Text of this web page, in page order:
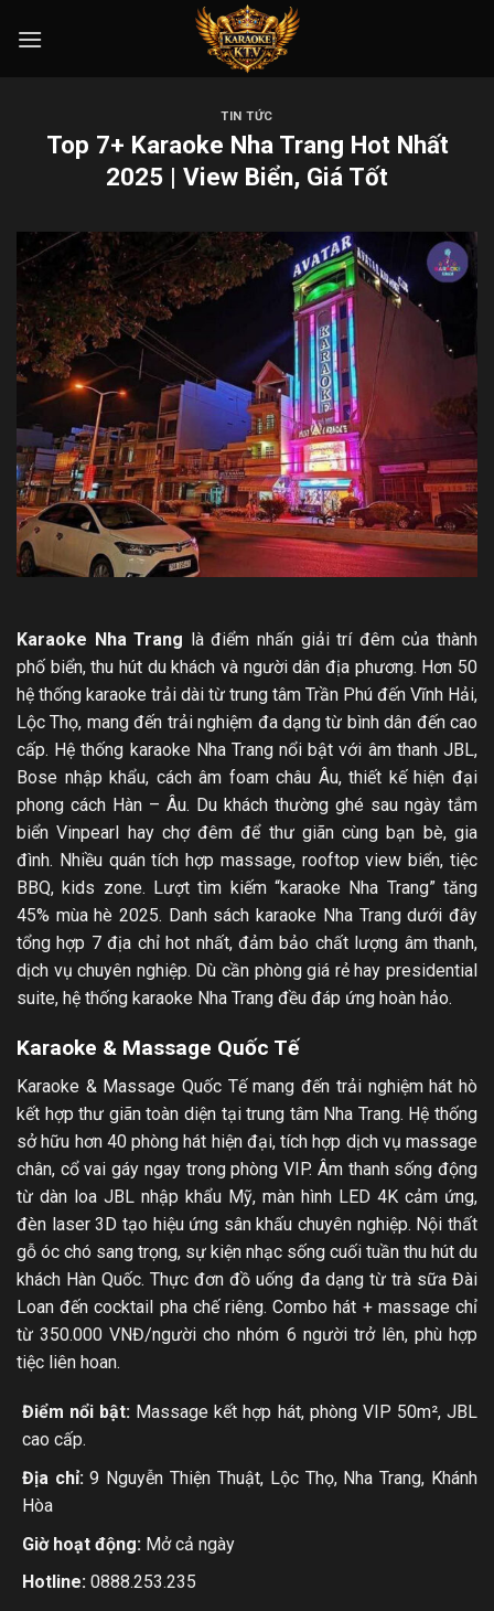
TIN TỨC
Top 7+ Karaoke Nha Trang Hot Nhất
2025 | View Biển, Giá Tốt
Karaoke Nha Trang là điểm nhấn giải trí đêm của thành
phố biển, thu hút du khách và người dân địa phương. Hơn 50
hệ thống karaoke trải dài từ trung tâm Trần Phú đến Vĩnh Hải,
Lộc Thọ, mang đến trải nghiệm đa dạng từ bình dân đến cao
cấp. Hệ thống karaoke Nha Trang nổi bật với âm thanh JBL,
Bose nhập khẩu, cách âm foam châu Âu, thiết kế hiện đại
phong cách Hàn – Âu. Du khách thường ghé sau ngày tắm
biển Vinpearl hay chợ đêm để thư giãn cùng bạn bè, gia
đình. Nhiều quán tích hợp massage, rooftop view biển, tiệc
BBQ, kids zone. Lượt tìm kiếm “karaoke Nha Trang” tăng
45% mùa hè 2025. Danh sách karaoke Nha Trang dưới đây
tổng hợp 7 địa chỉ hot nhất, đảm bảo chất lượng âm thanh,
dịch vụ chuyên nghiệp. Dù cần phòng giá rẻ hay presidential
suite, hệ thống karaoke Nha Trang đều đáp ứng hoàn hảo.
Karaoke & Massage Quốc Tế
Karaoke & Massage Quốc Tế mang đến trải nghiệm hát hò
kết hợp thư giãn toàn diện tại trung tâm Nha Trang. Hệ thống
sở hữu hơn 40 phòng hát hiện đại, tích hợp dịch vụ massage
chân, cổ vai gáy ngay trong phòng VIP. Âm thanh sống động
từ dàn loa JBL nhập khẩu Mỹ, màn hình LED 4K cảm ứng,
đèn laser 3D tạo hiệu ứng sân khấu chuyên nghiệp. Nội thất
gỗ óc chó sang trọng, sự kiện nhạc sống cuối tuần thu hút du
khách Hàn Quốc. Thực đơn đồ uống đa dạng từ trà sữa Đài
Loan đến cocktail pha chế riêng. Combo hát + massage chỉ
từ 350.000 VNĐ/người cho nhóm 6 người trở lên, phù hợp
tiệc liên hoan.
Điểm nổi bật: Massage kết hợp hát, phòng VIP 50m², JBL
cao cấp.
Địa chỉ:9 Nguyễn Thiện Thuật, Lộc Thọ, Nha Trang, Khánh
Hòa
Giờ hoạt động: Mở cả ngày
Hotline:0888.253.235